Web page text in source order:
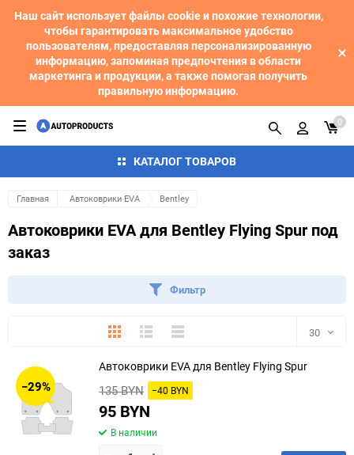
Наш сайт использует файлы cookie и похожие технологии,
чтобы гарантировать максимальное удобство
пользователям, предоставляя персонализированную
информацию, запоминая предпочтения в области
маркетинга и продукции, а также помогая получить
правильную информацию.
КАТАЛОГ ТОВАРОВ
0
Главная Автоковрики EVA Bentley
Автоковрики EVA для Bentley Flying Spur под
заказ
Фильтр
ПлиткаПодробноКомпактно 30
30
−29%
Автоковрики EVA для Bentley Flying Spur
135 BYN −40 BYN
95 BYN
В наличии